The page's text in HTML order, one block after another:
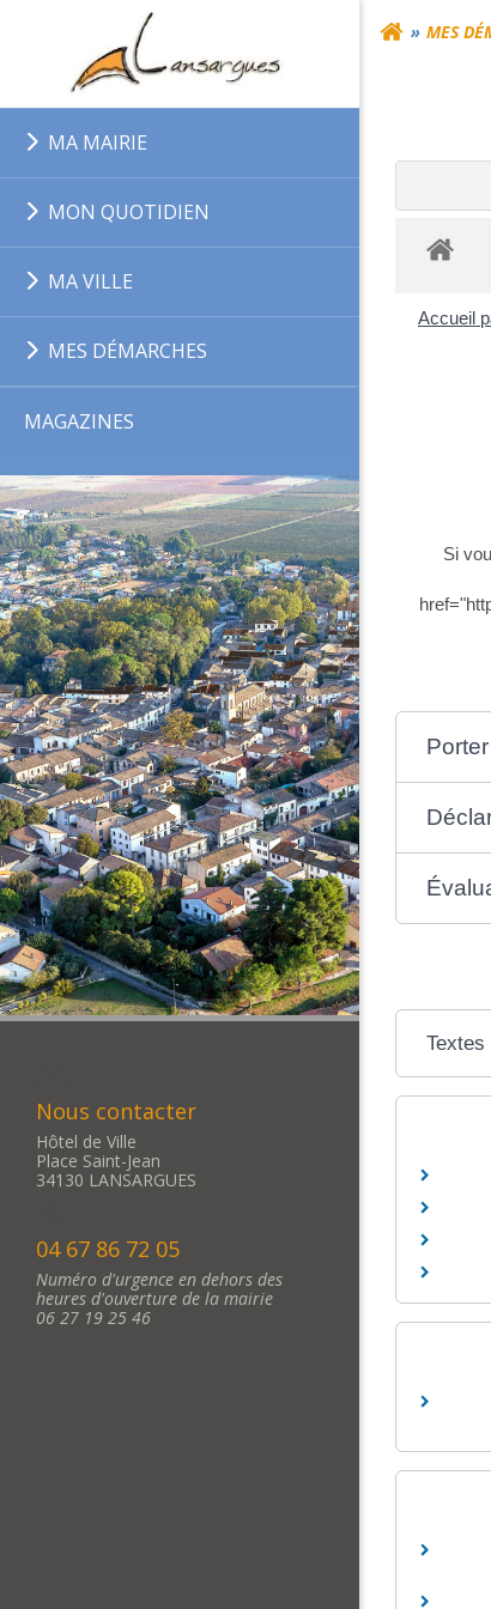
MA MAIRIE
MON QUOTIDIEN
MA VILLE
MES DÉMARCHES
MAGAZINES
Nous contacter
Hôtel de Ville
Place Saint-Jean
34130 LANSARGUES
04 67 86 72 05
Numéro d'urgence en dehors des
heures d'ouverture de la mairie
06 27 19 25 46
MES
Accueil
Si
Textes